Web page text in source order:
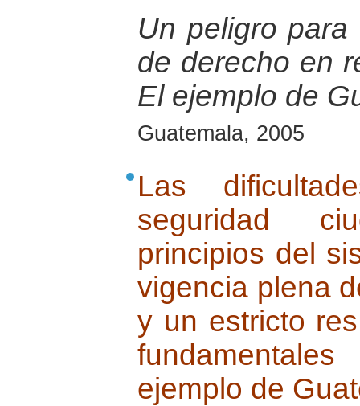
Un peligro
de derecho en
El ejemplo de
Guatemala, 2005
Las
seguridad
principios del
vigencia plena
y un estricto
ejemplo de